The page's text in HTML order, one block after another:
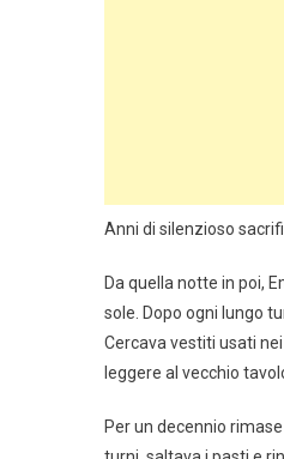
Anni di silenzioso
Da quella notte in poi,
sole. Dopo ogni lungo
Cercava vestiti usati
leggere al vecchio
Per un decennio